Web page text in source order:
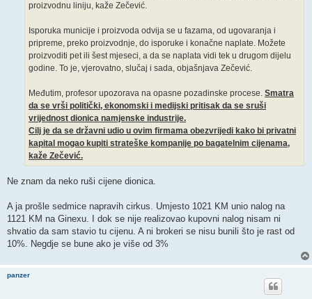
proizvodnu liniju, kaže Zečević.
Isporuka municije i proizvoda odvija se u fazama, od ugovaranja i
pripreme, preko proizvodnje, do isporuke i konačne naplate. Možete
proizvoditi pet ili šest mjeseci, a da se naplata vidi tek u drugom dijelu
godine. To je, vjerovatno, slučaj i sada, objašnjava Zečević.
Međutim, profesor upozorava na opasne pozadinske procese. Smatra
da se vrši politički, ekonomski i medijski pritisak da se sruši
vrijednost dionica namjenske industrije.
Cilj je da se državni udio u ovim firmama obezvrijedi kako bi privatni
kapital mogao kupiti strateške kompanije po bagatelnim cijenama,
kaže Zečević.
Ne znam da neko ruši cijene dionica.
A ja prošle sedmice napravih cirkus. Umjesto 1021 KM unio nalog na
1121 KM na Ginexu. I dok se nije realizovao kupovni nalog nisam ni
shvatio da sam stavio tu cijenu. A ni brokeri se nisu bunili što je rast od
10%. Negdje se bune ako je više od 3%
panzer